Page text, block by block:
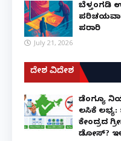
ಬೆಳ್ತಂಗಡಿ
ಪರಾರಿ
July 21, 2026
ದೇಶ ವಿದೇಶ
ಡೆಂಗ್ಯೂ
ಲಸಿಕೆ ಲಭ್ಯ:
ಕೇಂದ್ರದ
ಡೋಸ್?